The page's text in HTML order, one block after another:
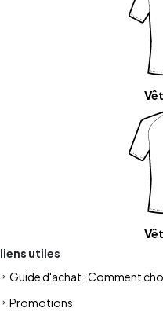
liens utiles
Guide d'achat : Comment
Promotions